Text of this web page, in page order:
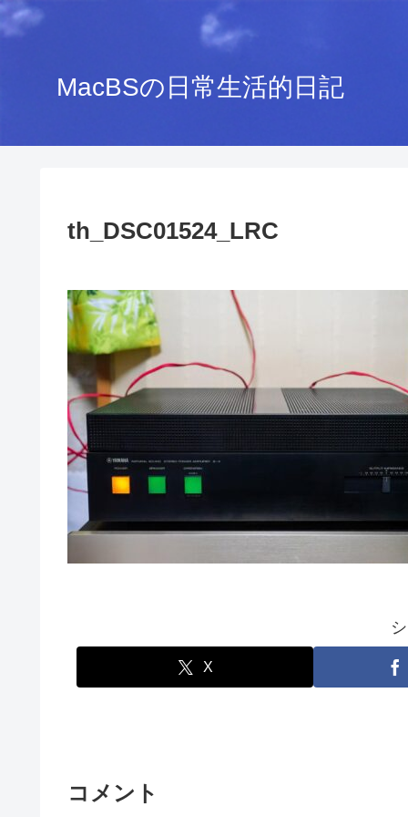
MacBSの日常生活的日記
th_DSC01524_LRC
X
コメント